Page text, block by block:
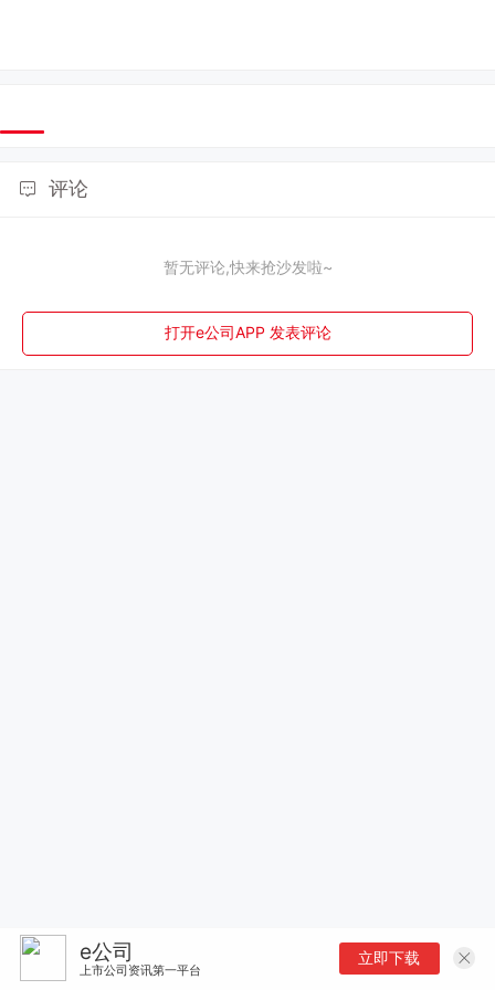
评论
暂无评论,快来抢沙发啦~
打开e公司APP 发表评论
e公司
上市公司资讯第一平台
立即下载